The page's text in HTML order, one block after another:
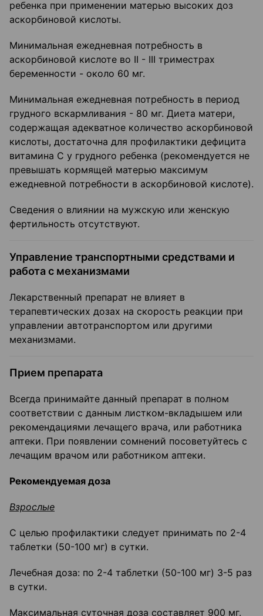
ребенка при применении матерью высоких доз
аскорбиновой кислоты.
Минимальная ежедневная потребность в
аскорбиновой кислоте во II - III триместрах
беременности - около 60 мг.
Минимальная ежедневная потребность в период
грудного вскармливания - 80 мг. Диета матери,
содержащая адекватное количество аскорбиновой
кислоты, достаточна для профилактики дефицита
витамина С у грудного ребенка (рекомендуется не
превышать кормящей матерью максимум
ежедневной потребности в аскорбиновой кислоте).
Сведения о влиянии на мужскую или женскую
фертильность отсутствуют.
Управление транспортными средствами и
работа с механизмами
Лекарственный препарат не влияет в
терапевтических дозах на скорость реакции при
управлении автотранспортом или другими
механизмами.
Прием препарата
Всегда принимайте данный препарат в полном
соответствии с данным листком-вкладышем или
рекомендациями лечащего врача, или работника
аптеки. При появлении сомнений посоветуйтесь с
лечащим врачом или работником аптеки.
Рекомендуемая доза
Взрослые
С целью профилактики следует принимать по 2-4
таблетки (50-100 мг) в сутки.
Лечебная доза: по 2-4 таблетки (50-100 мг) 3-5 раз
в сутки.
Максимальная суточная доза составляет 900 мг.